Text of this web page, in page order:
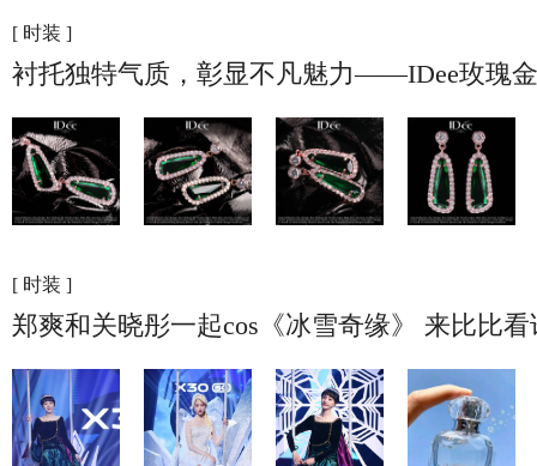
[ 时装 ]
衬托独特气质，彰显不凡魅力——IDee玫瑰
[ 时装 ]
郑爽和关晓彤一起cos《冰雪奇缘》 来比比